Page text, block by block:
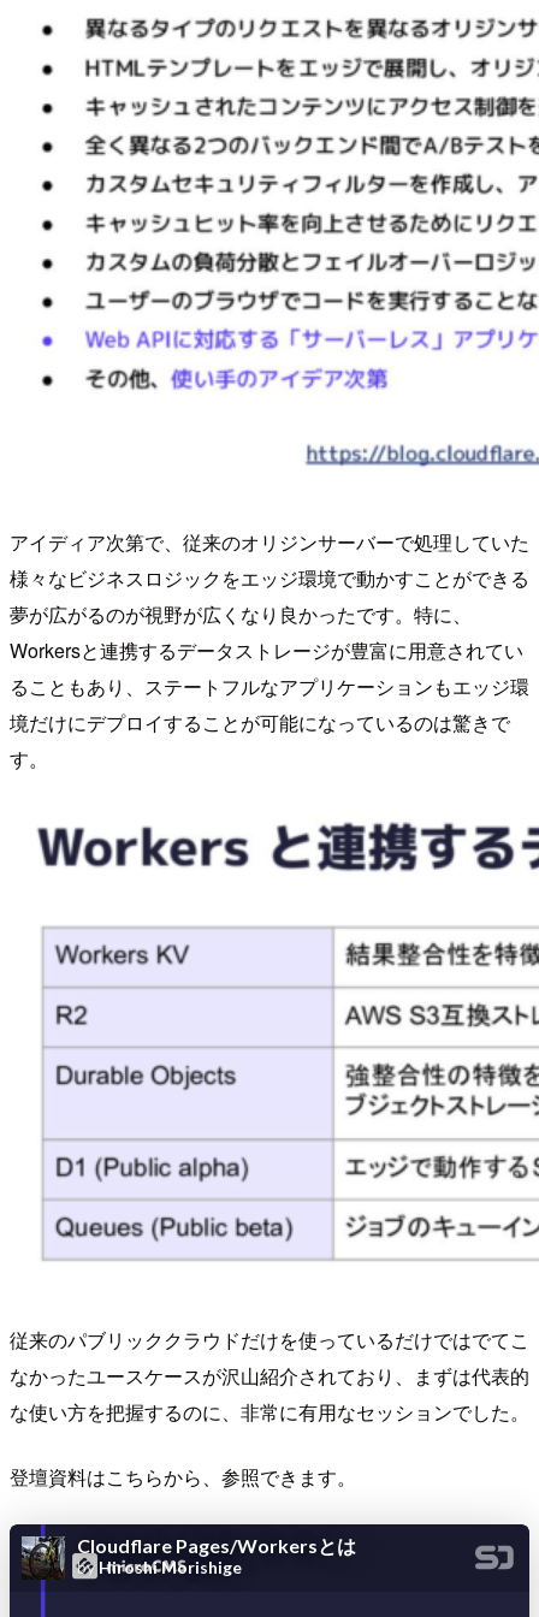
アイディア次第で、従来のオリジンサーバーで処理していた
様々なビジネスロジックをエッジ環境で動かすことができる
夢が広がるのが視野が広くなり良かったです。特に、
Workersと連携するデータストレージが豊富に用意されてい
ることもあり、ステートフルなアプリケーションもエッジ環
境だけにデプロイすることが可能になっているのは驚きで
す。
従来のパブリッククラウドだけを使っているだけではでてこ
なかったユースケースが沢山紹介されており、まずは代表的
な使い方を把握するのに、非常に有用なセッションでした。
登壇資料はこちらから、参照できます。